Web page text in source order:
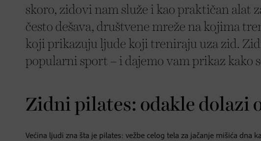
skoro, zidovi nam služe i kao praktičan alat
često dešava, društvene mreže na kojima
koji prikazuju ljude koji treniraju uza zid.
popularni sport – i dajemo vam prikaz kako
Zidni pilates: odakle dolazi
Većina ljudi zna šta je pilates: vežbe celog tela za jačanje mišića dna